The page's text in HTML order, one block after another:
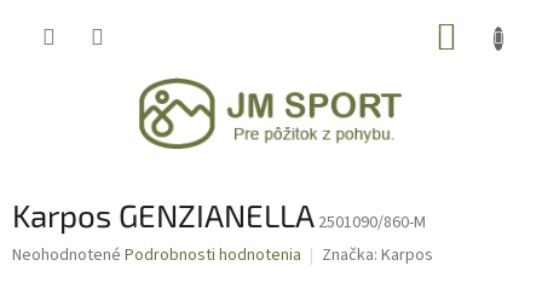
Karpos GENZIANELLA 2501090/860-M
Priemerné
Neohodnotené Podrobnosti hodnotenia Značka: Karpos